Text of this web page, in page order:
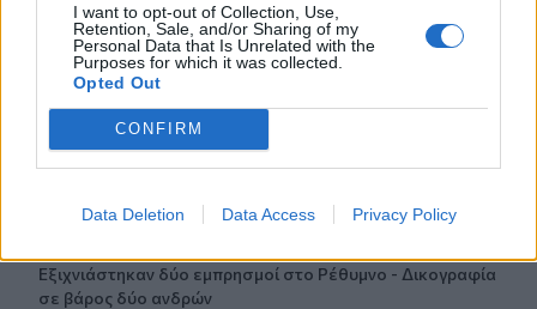
I want to opt-out of Collection, Use,
Retention, Sale, and/or Sharing of my
Personal Data that Is Unrelated with the
Purposes for which it was collected.
Opted Out
CONFIRM
Data Deletion Data Access Privacy Policy
τη μετωπική σύγκρουση
10:46
Ξεπέρασαν τις 4.000 τα κρούσματα Εμπολα στο Κονγκό
10:39
Ευτύχιος Σαρτζετάκης: Οι πυρκαγιές έχουν τεράστιο
Εξιχνιάστηκαν δύο εμπρησμοί στο Ρέθυμνο - Δικογραφία
σε βάρος δύο ανδρών